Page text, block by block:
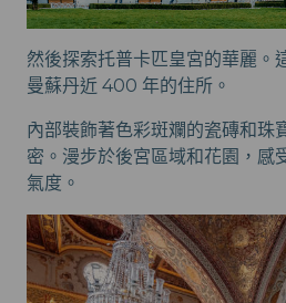
然後探索托普卡匹皇宮的華麗。
曼蘇丹近 400 年的住所。
內部裝飾著色彩斑斕的瓷磚和珠
密。漫步於後宮區域和花園，感
氣度。